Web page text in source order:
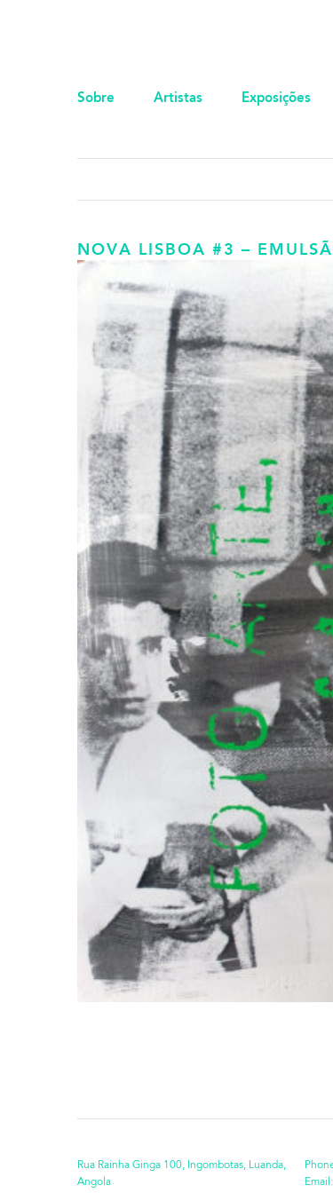
Sobre Artistas Exposições
NOVA LISBOA #3 –
Rua Rainha Ginga 100, Ingombotas, Luanda,
Angola
Email: